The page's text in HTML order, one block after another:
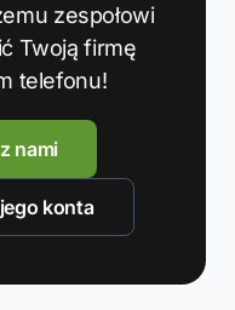
zespołowi
Twoją firmę
telefonu!
nami
konta